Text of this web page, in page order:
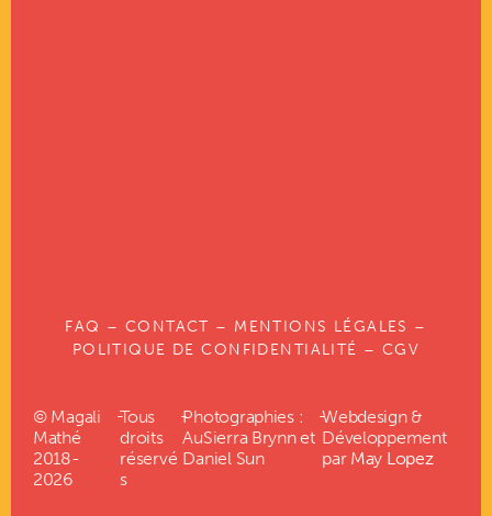
FAQ – CONTACT – MENTIONS LÉGALES –
POLITIQUE DE CONFIDENTIALITÉ – CGV
© Magali
Mathé
2018-
2026
-Tous
droits
réservé
s
-Photographies :
AuSierra Brynn et
Daniel Sun
-Webdesign &
Développement
par May Lopez